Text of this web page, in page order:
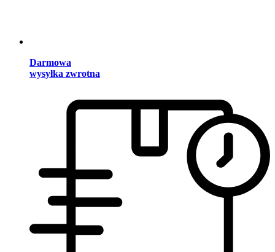
Darmowa
wysyłka zwrotna